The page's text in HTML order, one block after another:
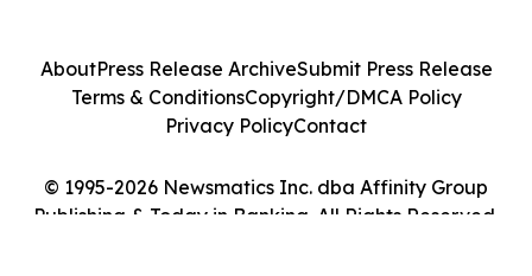
© 1995-2026 Newsmatics Inc. dba Affinity Group
Publishing & Today in Banking. All Rights Reserved.
AboutPress Release ArchiveSubmit Press Release
Terms & ConditionsCopyright/DMCA Policy
Privacy PolicyContact